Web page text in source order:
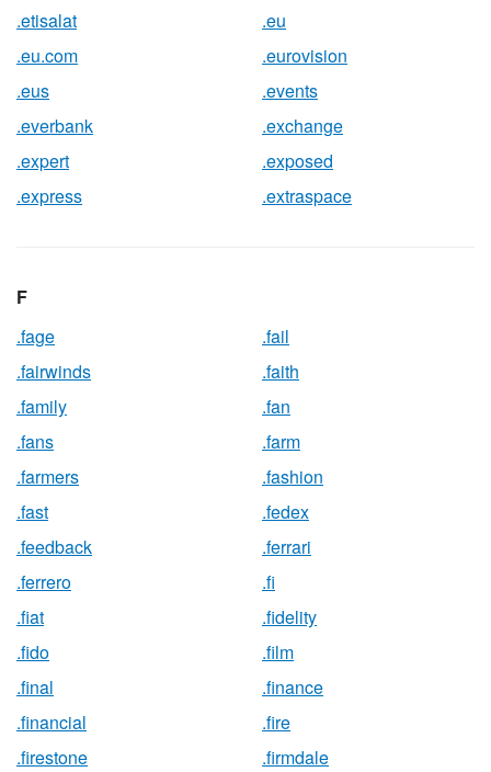
.etisalat
.eu
.eu.com
.eurovision
.eus
.events
.everbank
.exchange
.expert
.exposed
.express
.extraspace
F
.fage
.fail
.fairwinds
.faith
.family
.fan
.fans
.farm
.farmers
.fashion
.fast
.fedex
.feedback
.ferrari
.ferrero
.fi
.fiat
.fidelity
.fido
.film
.final
.finance
.financial
.fire
.firestone
.firmdale